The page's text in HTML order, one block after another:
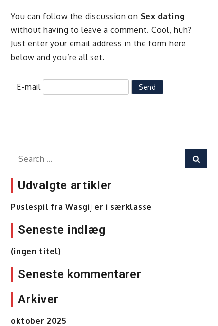
You can follow the discussion on Sex dating
without having to leave a comment. Cool, huh?
Just enter your email address in the form here
below and you’re all set.
E-mail
Search
for:
Udvalgte artikler
Puslespil fra Wasgij er i særklasse
Seneste indlæg
(ingen titel)
Seneste kommentarer
Arkiver
oktober 2025